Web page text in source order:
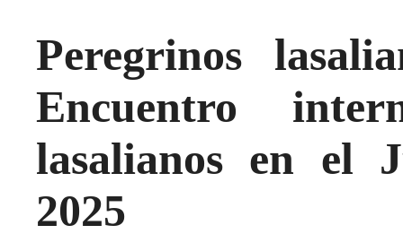
Peregrinos
Encuentro
lasalianos en el
2025